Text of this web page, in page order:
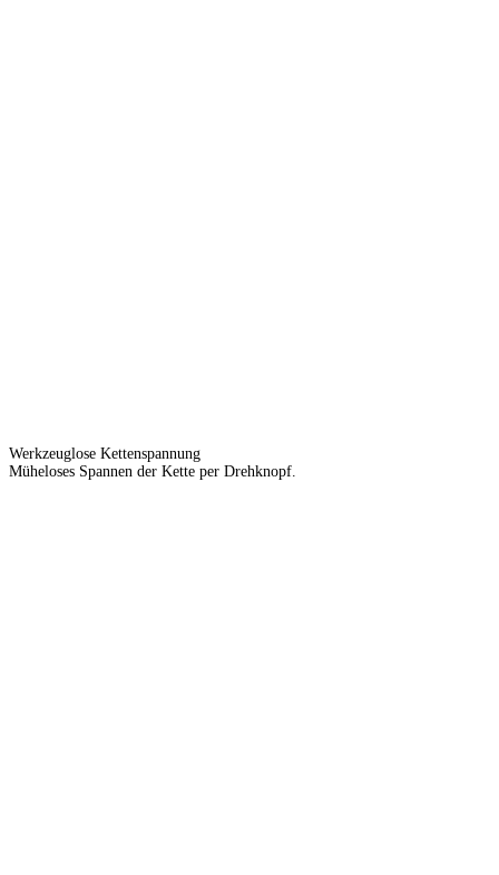
Werkzeuglose Kettenspannung
Müheloses Spannen der Kette per Drehknopf.